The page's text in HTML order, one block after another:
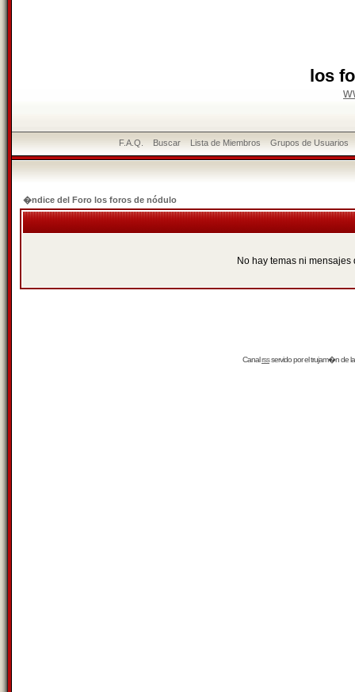
los
F.A.Q. Buscar Lista de Miembros Grupos de Usuarios
�ndice del Foro los foros de nódulo
No hay temas ni
Canalrssservido por eltrujam�nde